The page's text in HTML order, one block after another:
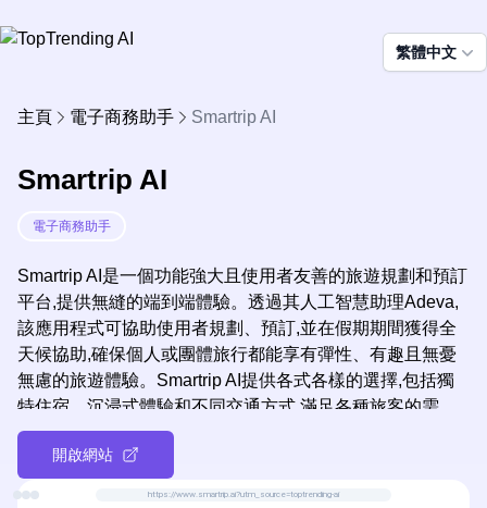
繁體中文
主頁 電子商務助手 Smartrip AI
Smartrip AI
電子商務助手
Smartrip AI是一個功能強大且使用者友善的旅遊規劃和預訂
平台,提供無縫的端到端體驗。透過其人工智慧助理Adeva,
該應用程式可協助使用者規劃、預訂,並在假期期間獲得全
天候協助,確保個人或團體旅行都能享有彈性、有趣且無憂
無慮的旅遊體驗。Smartrip AI提供各式各樣的選擇,包括獨
特住宿、沉浸式體驗和不同交通方式,滿足各種旅客的需
求。
開啟網站
https://www.smartrip.ai?utm_source=toptrending-ai